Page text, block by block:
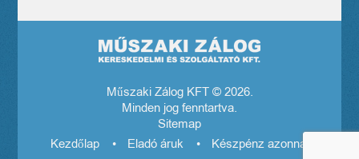
Műszaki Zálog KFT © 2026.
Minden jog fenntartva.
Sitemap
Kezdőlap
Eladó áruk
Készpénz azonnal! El